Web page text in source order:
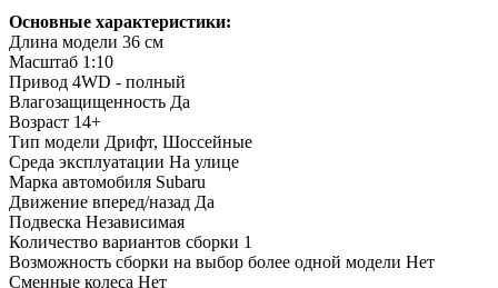
Основные характеристики:
Длина модели 36 см
Масштаб 1:10
Привод 4WD - полный
Влагозащищенность Да
Возраст 14+
Тип модели Дрифт, Шоссейные
Среда эксплуатации На улице
Марка автомобиля Subaru
Движение вперед/назад Да
Подвеска Независимая
Количество вариантов сборки 1
Возможность сборки на выбор более одной модели Нет
Сменные колеса Нет